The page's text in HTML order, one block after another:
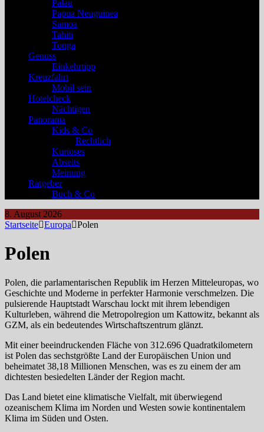
Palau
Papua Neuguinea
Samoa
Tahiti
Tonga
Genuss
Einkehrtipp
Kreuzfahrt
Mobil sein
Hotelcheck
Nächtigen
Panorama
Kids & Co
Rechtlich
Kurioses
Abseits
Meinung
Ratgeber
Buch & Co
8. August 2026
Startseite Europa Polen
Polen
Polen, die parlamentarischen Republik im Herzen Mitteleuropas, wo
Geschichte und Moderne in perfekter Harmonie verschmelzen. Die
pulsierende Hauptstadt Warschau lockt mit ihrem lebendigen
Kulturleben, während die Metropolregion um Kattowitz, bekannt als
GZM, als ein bedeutendes Wirtschaftszentrum glänzt.
Mit einer beeindruckenden Fläche von 312.696 Quadratkilometern
ist Polen das sechstgrößte Land der Europäischen Union und
beheimatet 38,18 Millionen Menschen, was es zu einem der am
dichtesten besiedelten Länder der Region macht.
Das Land bietet eine klimatische Vielfalt, mit überwiegend
ozeanischem Klima im Norden und Westen sowie kontinentalem
Klima im Süden und Osten.